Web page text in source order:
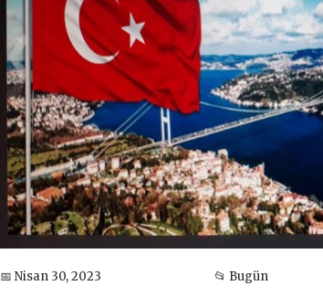
📅 Nisan 30, 2023 📂 Bugün